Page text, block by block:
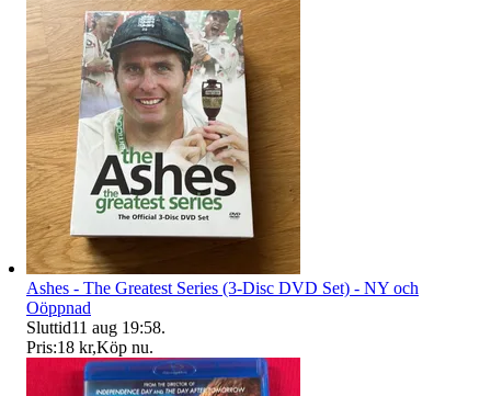
Ashes - The Greatest Series (3-Disc DVD Set) - NY och
Oöppnad
Sluttid11 aug 19:58.
Pris:18 kr,Köp nu.